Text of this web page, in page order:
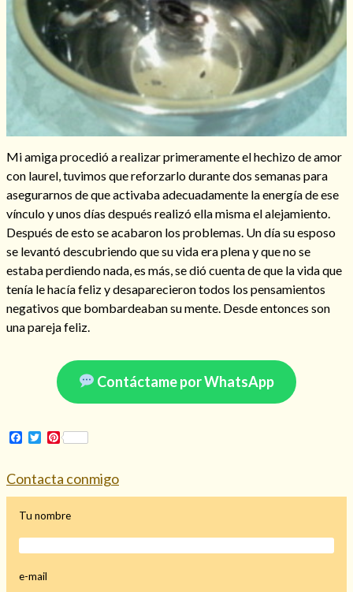
Tu consulta al tarot
Alejamiento
Amarres (145)
Cartomancia(117)
Cómo recuperar a mi ex(190)
Endulzamiento
(112)
Hechizo de amor(593)
Infidelidad(104)
Oraciones(3)
Rituales(72)
Tarot online(372)
Mi rincón
Mis libros favoritos
¿Qué es el tarot?
Mi amiga procedió a realizar primeramente el hechizo de amor
con laurel, tuvimos que reforzarlo durante dos semanas para
asegurarnos de que activaba adecuadamente la energía de ese
vínculo y unos días después realizó ella misma el alejamiento.
Después de esto se acabaron los problemas. Un día su esposo
se levantó descubriendo que su vida era plena y que no se
estaba perdiendo nada, es más, se dió cuenta de que la vida que
tenía le hacía feliz y desaparecieron todos los pensamientos
negativos que bombardeaban su mente. Desde entonces son
una pareja feliz.
Contáctame por WhatsApp
Facebook
Twitter
Pinterest
Contacta conmigo
Tu nombre
e-mail